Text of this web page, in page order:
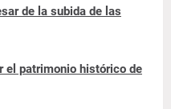
de la subida de las
el patrimonio histórico de